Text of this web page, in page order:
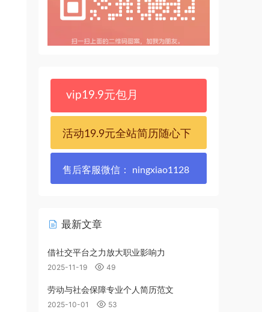
vip19.9元包月
活动19.9元全站简历随心下
售后客服微信： ningxiao1128
最新文章
借社交平台之力放大职业影响力
2025-11-19 49
劳动与社会保障专业个人简历范文
2025-10-01 53